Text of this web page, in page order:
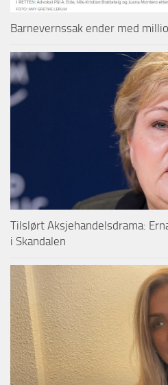
Barnevernssak ender med
Tilslørt Aksjehandelsdrama:
i Skandalen